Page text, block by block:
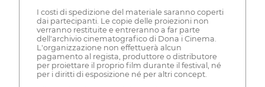
I costi di spedizione del materiale saranno coperti
dai partecipanti. Le copie delle proiezioni non
verranno restituite e entreranno a far parte
dell'archivio cinematografico di Dona i Cinema.
L'organizzazione non effettuerà alcun
pagamento al regista, produttore o distributore
per proiettare il proprio film durante il festival, né
per i diritti di esposizione né per altri concept.